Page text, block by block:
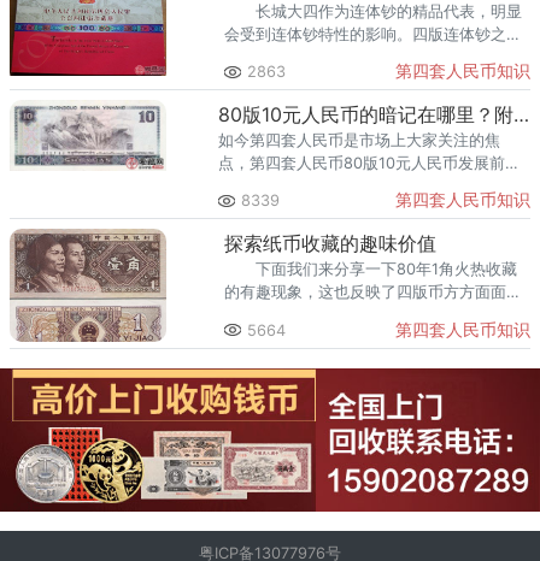
长城大四作为连体钞的精品代表，明显
会受到连体钞特性的影响。四版连体钞之间
会影响到长城大四的价格整体趋势。
2863 第四套人民币知识
80版10元人民币的暗记在哪里？附80版10元人民币防伪方法
如今第四套人民币是市场上大家关注的焦
点，第四套人民币80版10元人民币发展前景
伪方法有哪些吗？
8339 第四套人民币知识
探索纸币收藏的趣味价值
下面我们来分享一下80年1角火热收藏
的有趣现象，这也反映了四版币方方面面的
5664
第四套人民币知识
粤ICP备13077976号